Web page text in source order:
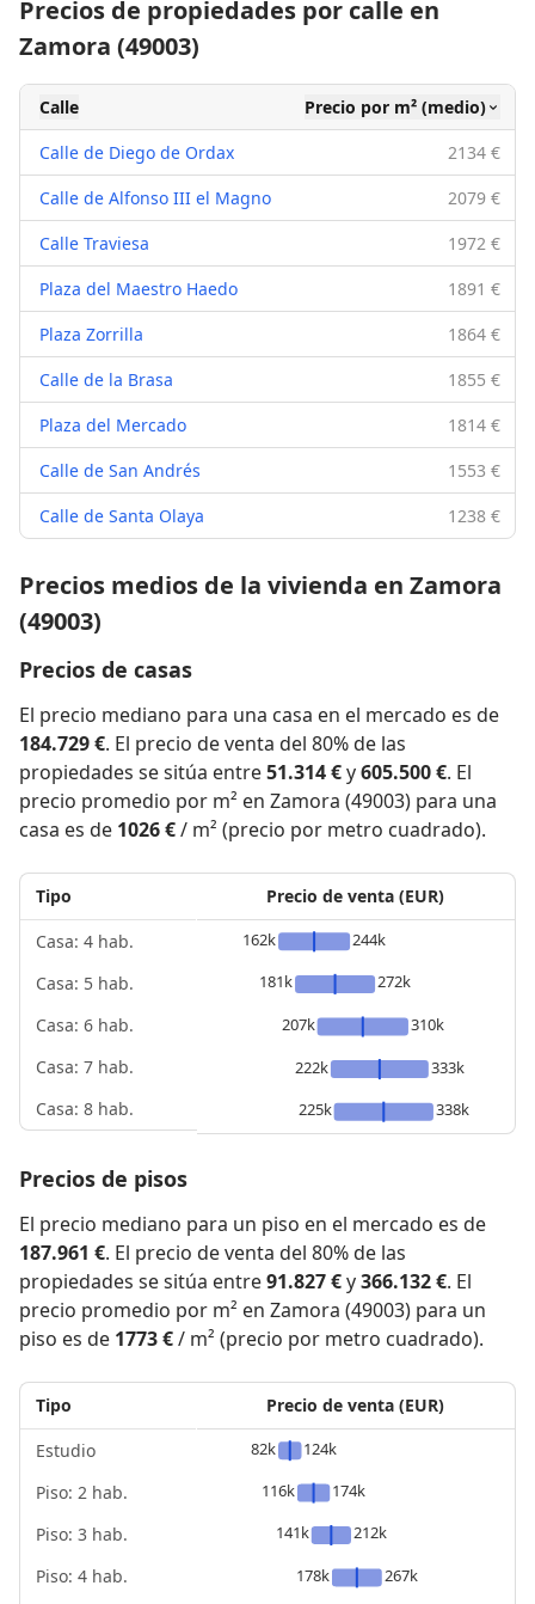
Precios de propiedades por calle en
Zamora (49003)
Calle
Precio por m² (medio)
Calle de Diego de Ordax
2134 €
Calle de Alfonso III el Magno
2079 €
Calle Traviesa
1972 €
Plaza del Maestro Haedo
1891 €
Plaza Zorrilla
1864 €
Calle de la Brasa
1855 €
Plaza del Mercado
1814 €
Calle de San Andrés
1553 €
Calle de Santa Olaya
1238 €
Precios medios de la vivienda en Zamora
(49003)
Precios de casas
El precio mediano para una casa en el mercado es de
184.729 €. El precio de venta del 80% de las
propiedades se sitúa entre51.314 €y605.500 €. El
precio promedio por m² en Zamora (49003) para una
casa es de 1026 €/ m² (precio por metro cuadrado).
Tipo
Casa: 4 hab.
Casa: 5 hab.
Casa: 6 hab.
Casa: 7 hab.
Casa: 8 hab.
Precio de venta (EUR)
162k
244k
181k
272k
207k
310k
222k
333k
225k
338k
Precios de pisos
El precio mediano para un piso en el mercado es de
187.961 €. El precio de venta del 80% de las
propiedades se sitúa entre91.827 €y366.132 €. El
precio promedio por m² en Zamora (49003) para un
piso es de 1773 €/ m² (precio por metro cuadrado).
Tipo
Estudio
Piso: 2 hab.
Piso: 3 hab.
Piso: 4 hab.
Precio de venta (EUR)
82k
124k
116k
174k
141k
212k
178k
267k